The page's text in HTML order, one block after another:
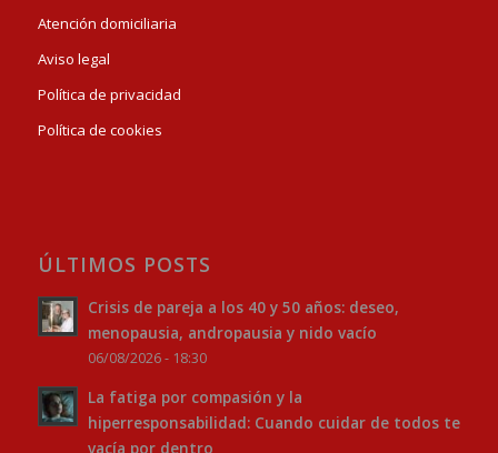
Atención domiciliaria
Aviso legal
Política de privacidad
Política de cookies
ÚLTIMOS POSTS
Crisis de pareja a los 40 y 50 años: deseo,
menopausia, andropausia y nido vacío
06/08/2026 - 18:30
La fatiga por compasión y la
hiperresponsabilidad: Cuando cuidar de todos te
vacía por dentro